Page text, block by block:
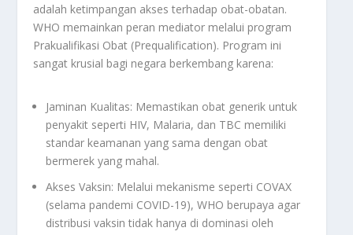
adalah ketimpangan akses terhadap obat-obatan.
WHO memainkan peran mediator melalui program
Prakualifikasi Obat (Prequalification). Program ini
sangat krusial bagi negara berkembang karena:
Jaminan Kualitas: Memastikan obat generik untuk
penyakit seperti HIV, Malaria, dan TBC memiliki
standar keamanan yang sama dengan obat
bermerek yang mahal.
Akses Vaksin: Melalui mekanisme seperti COVAX
(selama pandemi COVID-19), WHO berupaya agar
distribusi vaksin tidak hanya di dominasi oleh